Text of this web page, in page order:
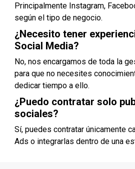
Principalmente Instagram,
según el tipo de negocio.
¿Necesito tener
Social Media?
No, nos encargamos de toda la
para que no necesites
dedicar tiempo a ello.
¿Puedo contratar solo
sociales?
Sí, puedes contratar únicamente
Ads o integrarlas dentro de una